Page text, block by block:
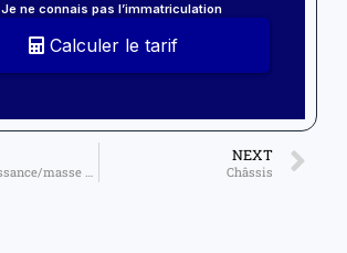
Je ne connais pas l’immatriculation
Calculer le tarif
NEXT
Châssis